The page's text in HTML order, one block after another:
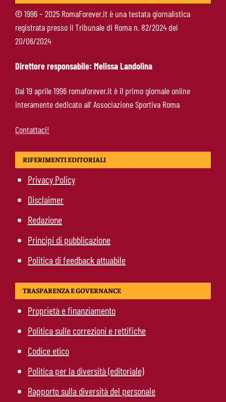
Pellegrini-Roma, è ufficiale il rinnovo: “Avanti
insieme, Lorenzo”
©1996 – 2025 RomaForever.it è una testata giornalistica
registrata presso il Tribunale di Roma n. 82/2024 del
20/06/2024
Direttore responsabile: Melissa Landolina
Dal 19 aprile 1996 romaforever.it è il primo giornale online
interamente dedicato all’ Associazione Sportiva Roma
Contattaci!
RIFERIMENTI EDITORIALI
Privacy Policy
Disclaimer
Redazione
Principi di pubblicazione
Politica di feedback attuabile
TRASPARENZA E GOVERNANCE
Proprietà e finanziamento
Politica sulle correzioni e rettifiche
Codice etico
Politica per la diversità (editoriale)
Rapporto sulla diversità del personale